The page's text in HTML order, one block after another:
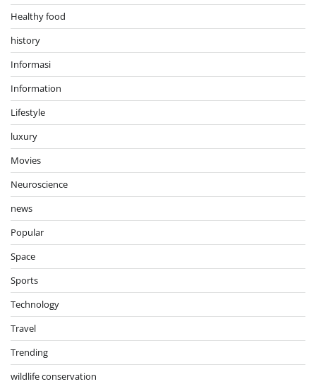
Healthy food
history
Informasi
Information
Lifestyle
luxury
Movies
Neuroscience
news
Popular
Space
Sports
Technology
Travel
Trending
wildlife conservation